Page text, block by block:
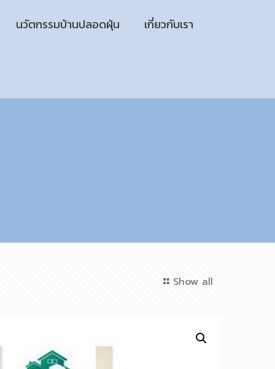
นวัตกรรมบ้านปลอดฝุ่น เกี่ยวกับเรา
Show all